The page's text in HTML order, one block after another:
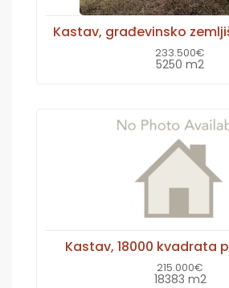
Kastav, građevinsko
233.500€
5250 m2
Kastav, 18000 kvadrata
215.000€
18383 m2